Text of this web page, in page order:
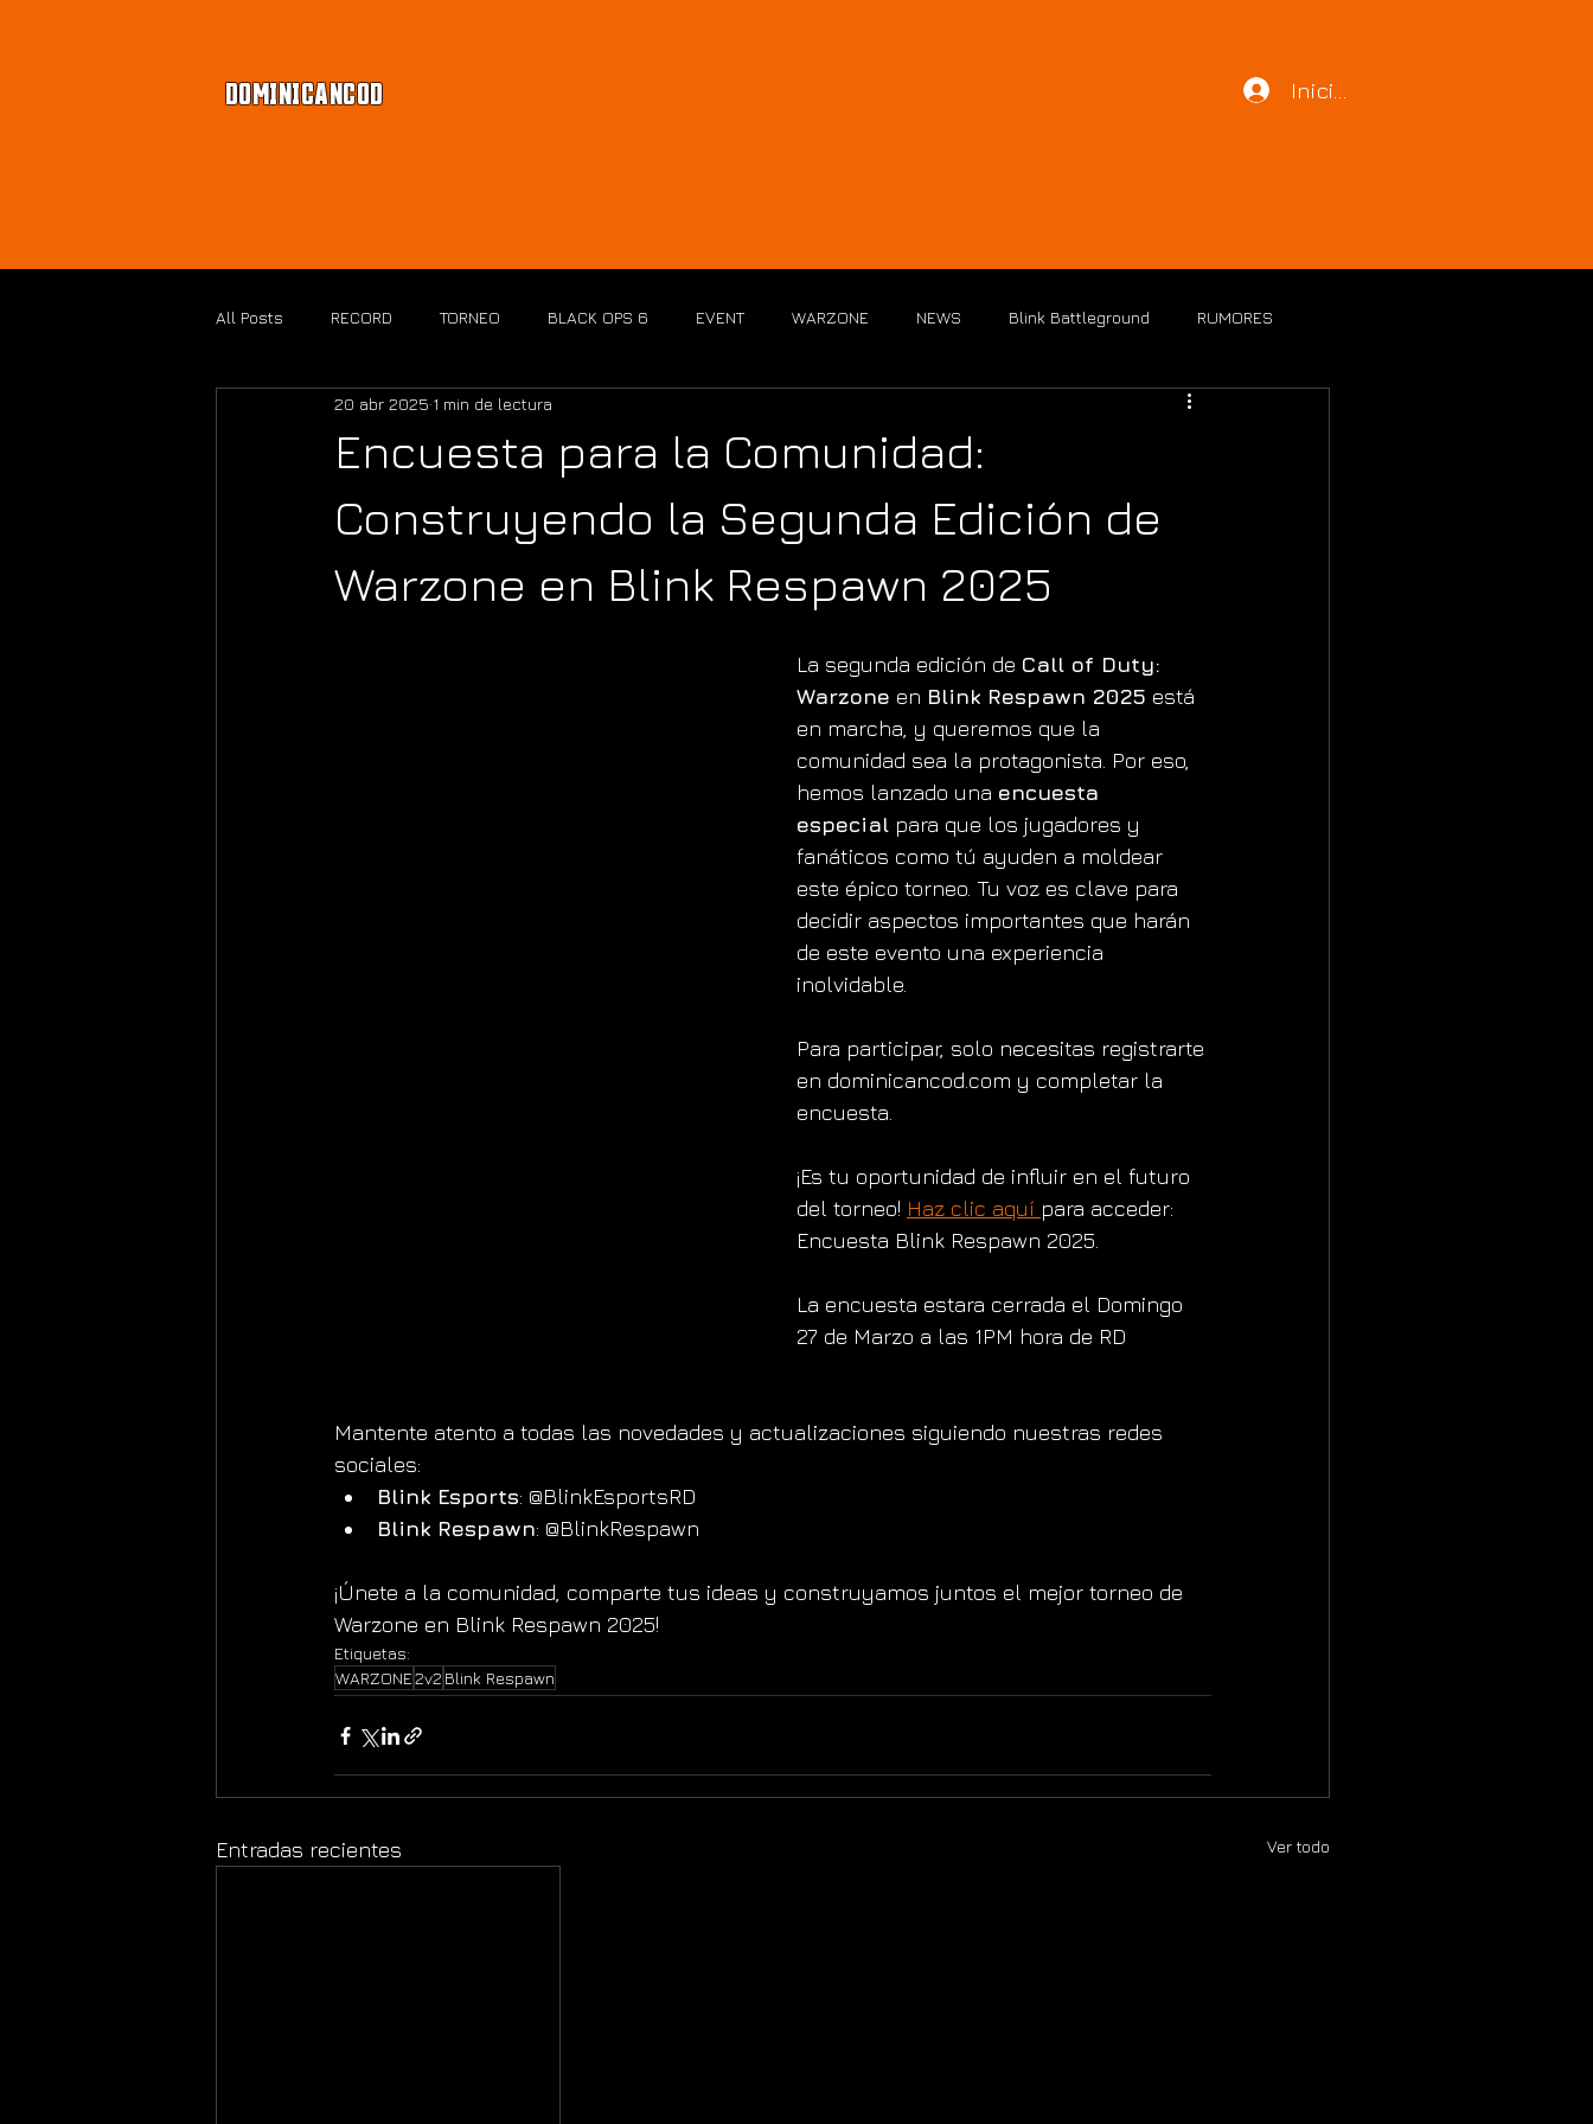
DOMINICANCOD Iniciar sesión
All Posts RECORD TORNEO BLACK OPS 6 EVENT WARZONE NEWS Blink Battleground RUMORES
BLACK OPS 7
Encuesta para la Comunidad:
Construyendo la Segunda Edición de
Warzone en Blink Respawn 2025
20 abr 2025 1 min de lectura
La segunda edición de Call of Duty:
Warzone en Blink Respawn 2025 está
en marcha, y queremos que la
comunidad sea la protagonista. Por eso,
hemos lanzado una encuesta
especial para que los jugadores y
fanáticos como tú ayuden a moldear
este épico torneo. Tu voz es clave para
decidir aspectos importantes que harán
de este evento una experiencia
inolvidable.
Para participar, solo necesitas registrarte
en dominicancod.com y completar la
encuesta.
¡Es tu oportunidad de influir en el futuro
del torneo! Haz clic aquí para acceder:
Encuesta Blink Respawn 2025.
La encuesta estara cerrada el Domingo
27 de Marzo a las 1PM hora de RD
Mantente atento a todas las novedades y actualizaciones siguiendo nuestras redes
sociales:
Blink Esports: @BlinkEsportsRD
Blink Respawn: @BlinkRespawn
¡Únete a la comunidad, comparte tus ideas y construyamos juntos el mejor torneo de
Warzone en Blink Respawn 2025!
Etiquetas:
WARZONE2v2 Blink Respawn
Entradas recientes Ver todo